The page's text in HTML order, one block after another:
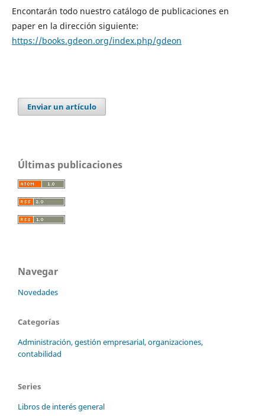
Encontarán todo nuestro catálogo de publicaciones en
paper en la dirección siguiente:
https://books.gdeon.org/index.php/gdeon
Enviar un artículo
Últimas publicaciones
Navegar
Novedades
Categorías
Administración, gestión empresarial, organizaciones,
contabilidad
Series
Libros de interés general